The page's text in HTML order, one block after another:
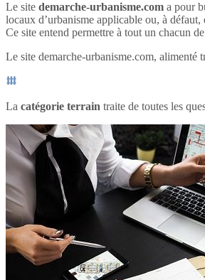
Le site demarche-urbanisme.com a pour
locaux d’urbanisme applicable ou, à
Ce site entend permettre à tout un chacun
Le site demarche-urbanisme.com, alimenté
La catégorie terrain traite de toutes les